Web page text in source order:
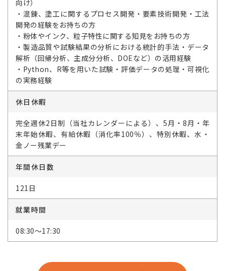
向け）
・混錬、塗工に関するプロセス開発・要素技術開発・工法
開発の経験をお持ちの方
・粉体やインク、粒子特性に関する知見をお持ちの方
・製造品質や試験結果の分析における統計的手法・データ
解析（回帰分析、主成分分析、DOEなど）の活用経験
・Python、R等を用いた試験・評価データの処理・可視化
の実務経験
休日休暇
完全週休2日制（当社カレンダーによる）、5月・8月・年
末年始休暇、有給休暇（消化率100％）、特別休暇、水・
金ノー残業デー
年間休日数
121日
就業時間
08:30～17:30